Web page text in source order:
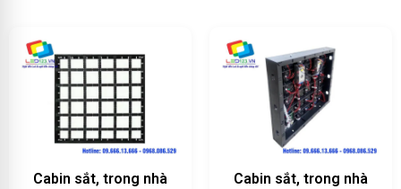
Cabin sắt, trong nhà
Cabin sắt, trong nhà